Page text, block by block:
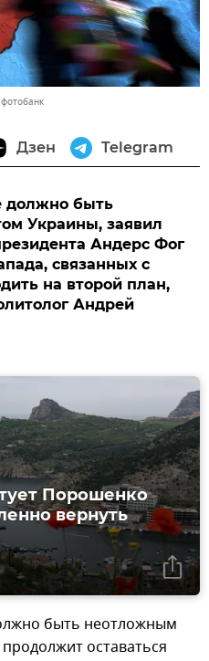
Дзен Telegram
должно быть
Украины, заявил
Андерс Фог
связанных с
на второй план,
Андрей
Порошенко
вернуть
быть неотложным
оставаться